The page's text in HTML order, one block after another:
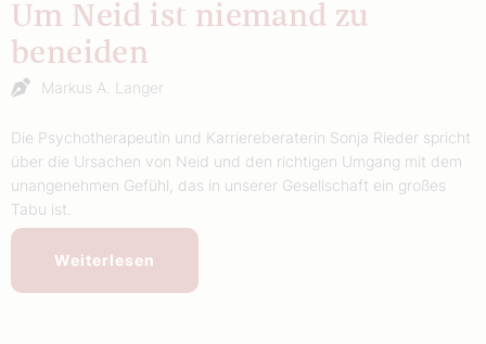
Um Neid ist niemand zu
beneiden
Markus A. Langer
Die Psychotherapeutin und Karriereberaterin Sonja Rieder spricht
über die Ursachen von Neid und den richtigen Umgang mit dem
unangenehmen Gefühl, das in unserer Gesellschaft ein großes
Tabu ist.
Weiterlesen